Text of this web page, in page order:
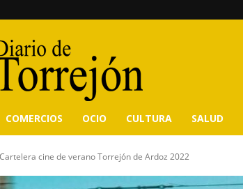
COMERCIOS OCIO CULTURA SALUD
Cartelera cine de verano Torrejón de Ardoz 2022